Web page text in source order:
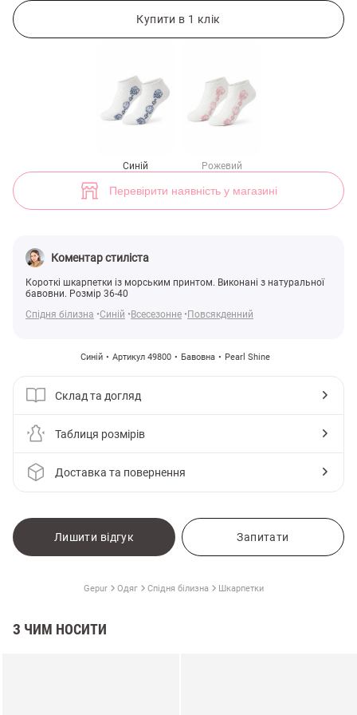
Купити в 1 клік
Синій Рожевий
Перевірити наявність у магазині
Коментар стиліста
Короткі шкарпетки із морським принтом. Виконані з натуральної
бавовни. Розмір 36-40
Спідня білизна Синій Всесезонне Повсякденний
Синій Артикул 49800 Бавовна Pearl Shine
Склад та догляд
Таблиця розмірів
Доставка та повернення
Лишити відгук Запитати
Gepur Одяг Спідня білизна Шкарпетки
З ЧИМ НОСИТИ
Короткі шкарпетки із синім морським принтом (арт. 49800) ♡